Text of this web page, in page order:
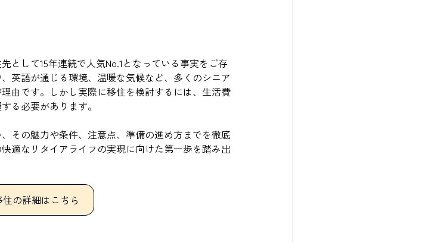
として15年連続で人気No.1となっている事実をご存
英語が通じる環境、温暖な気候など、多くのシニア
由です。しかし実際に移住を検討するには、生活費
る必要があります。
その魅力や条件、注意点、準備の進め方までを徹底
適なリタイアライフの実現に向けた第一歩を踏み出
の詳細はこちら